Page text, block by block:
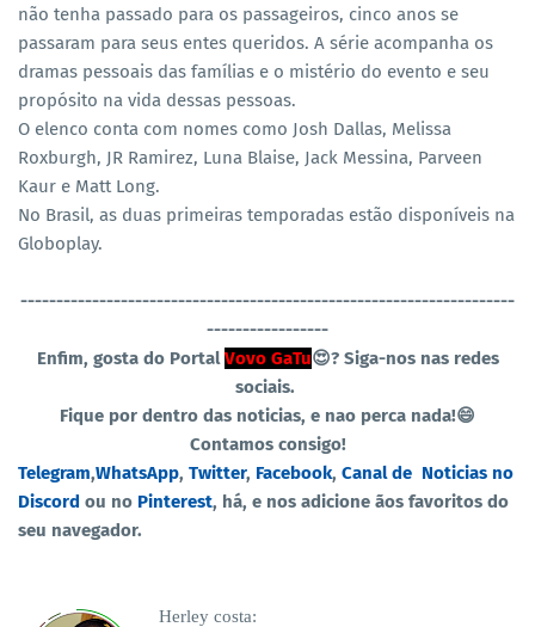
não tenha passado para os passageiros, cinco anos se
passaram para seus entes queridos. A série acompanha os
dramas pessoais das famílias e o mistério do evento e seu
propósito na vida dessas pessoas.
O elenco conta com nomes como Josh Dallas, Melissa
Roxburgh, JR Ramirez, Luna Blaise, Jack Messina, Parveen
Kaur e Matt Long.
No Brasil, as duas primeiras temporadas estão disponíveis na
Globoplay.
---------------------------------------------------------------------
-----------------
Enfim, gosta do PortalVovo GaTu😍? Siga-nos nas redes
sociais.
Fique por dentro das noticias, e nao perca nada!😄
Contamos consigo!
Telegram,WhatsApp, Twitter, Facebook, Canal de Noticias no
Discord ou no Pinterest, há, e nos adicione ãos favoritos do
seu navegador.
Herley costa: